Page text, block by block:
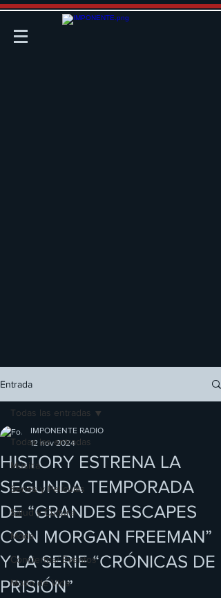
Entrada
Todas las entradas
Música
Series y Películas
Salud y Cultura
Moda
Conciertos/ Eventos
Modo de Vida
Todas las entradas
HISTORY ESTRENA LA
SEGUNDA TEMPORADA
DE “GRANDES ESCAPES
CON MORGAN FREEMAN”
Y LA SERIE “CRÓNICAS DE
PRISIÓN”
IMPONENTE RADIO
12 nov 2024